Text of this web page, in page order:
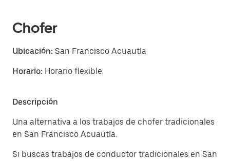
Chofer
Ubicación: San Francisco Acuautla
Horario: Horario flexible
Descripción
Una alternativa a los trabajos de chofer tradicionales
en San Francisco Acuautla.
Si buscas trabajos de conductor tradicionales en San